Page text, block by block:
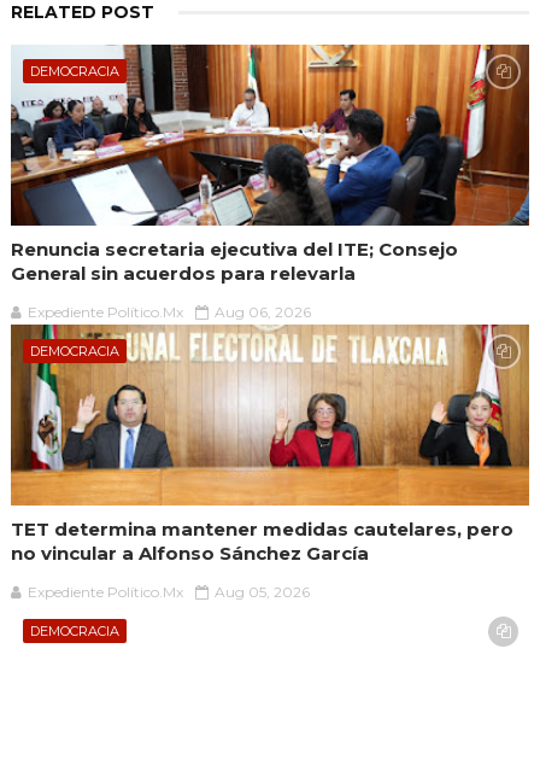
RELATED POST
DEMOCRACIA
Renuncia secretaria ejecutiva del ITE; Consejo
General sin acuerdos para relevarla
Expediente Político.Mx Aug 06, 2026
DEMOCRACIA
TET determina mantener medidas cautelares, pero
no vincular a Alfonso Sánchez García
Expediente Político.Mx Aug 05, 2026
DEMOCRACIA